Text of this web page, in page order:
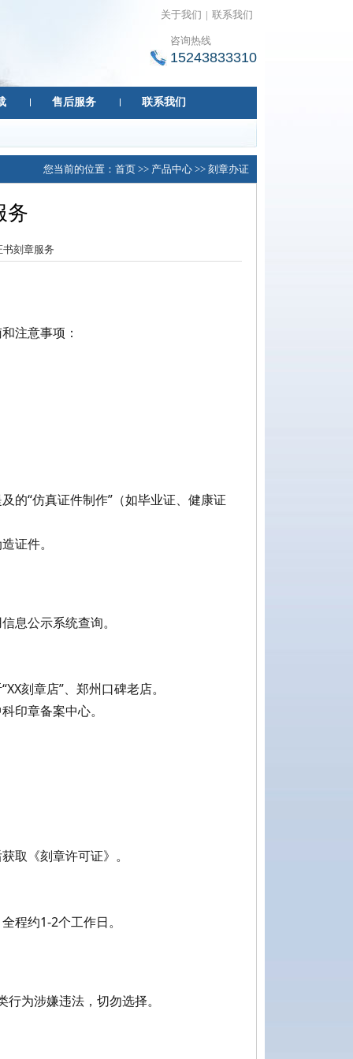
关于我们 | 联系我们
15243833310
咨询热线
售后服务 联系我们
您当前的位置： 首页 >> 产品中心 >> 刻章办证
务
刻章服务
注意事项：
的“仿真证件制作”（如毕业证、健康证
证件。
息公示系统查询。
刻章店”、郑州口碑老店。
印章备案中心。
取《刻章许可证》。
程约1-2个工作日。
为涉嫌违法，切勿选择。